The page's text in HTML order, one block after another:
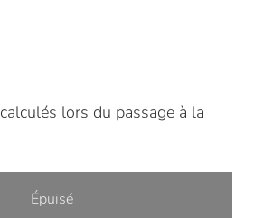
calculés lors du passage à la
Épuisé